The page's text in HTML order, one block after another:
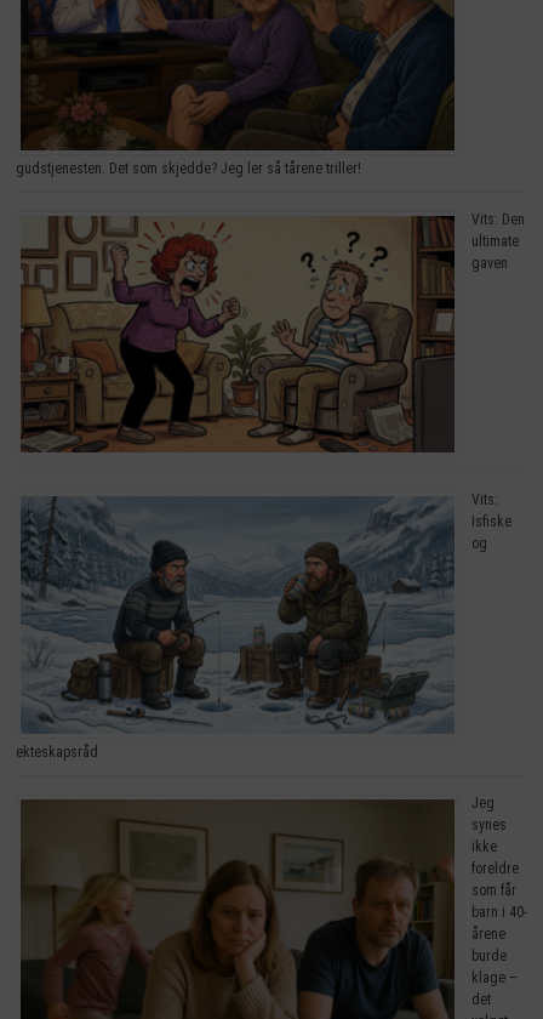
gudstjenesten. Det som skjedde? Jeg ler så tårene triller!
Vits: Den
ultimate
gaven
Vits:
Isfiske
og
ekteskapsråd
Jeg
synes
ikke
foreldre
som får
barn i 40-
årene
burde
klage –
det